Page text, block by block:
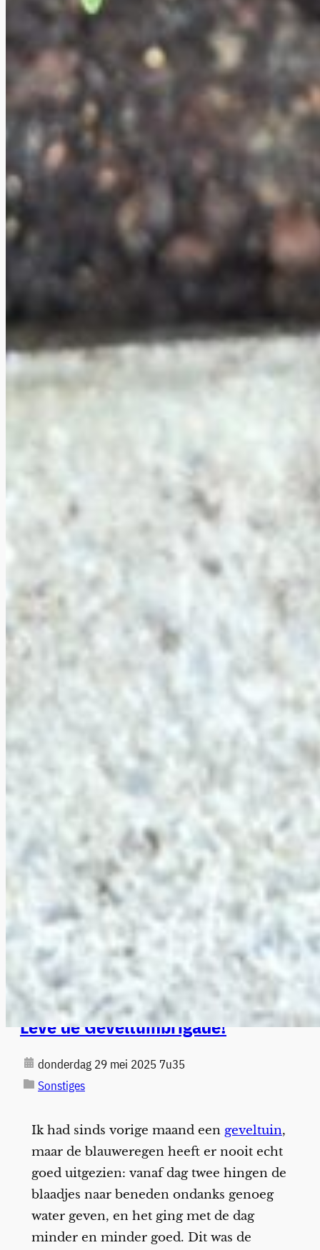
Leve de Geveltuinbrigade!
donderdag 29 mei 2025 7u35
Sonstiges
Ik had sinds vorige maand een geveltuin,
maar de blauweregen heeft er nooit echt
goed uitgezien: vanaf dag twee hingen de
blaadjes naar beneden ondanks genoeg
water geven, en het ging met de dag
minder en minder goed. Dit was de